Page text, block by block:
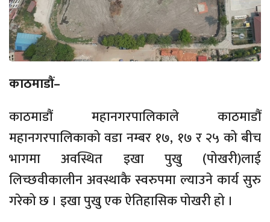
काठमाडौं–
काठमाडौं महानगरपालिकाले काठमाडौं
महानगरपालिकाको वडा नम्बर १७, १७ र २५ को बीच
भागमा अवस्थित इखा पुखु (पोखरी)लाई
लिच्छवीकालीन अवस्थाकै स्वरुपमा ल्याउने कार्य सुरु
गरेको छ । इखा पुखु एक ऐतिहासिक पोखरी हो ।